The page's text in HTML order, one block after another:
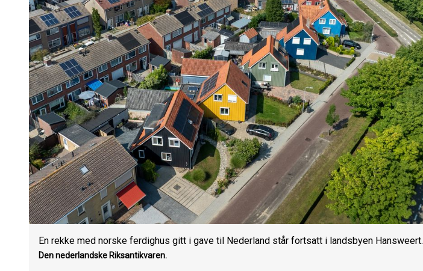
En rekke med norske ferdighus gitt i gave til Nederland står fortsatt i landsbyen Hansweert.
Den nederlandske Riksantikvaren.